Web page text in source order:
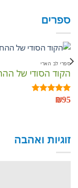
ספרים
ספרי לב הארי
הקוד הסודי של
דורג
₪95
זוגיות ואהבה